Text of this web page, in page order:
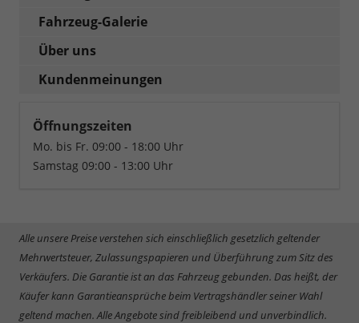
Fahrzeug-Galerie
Über uns
Kundenmeinungen
Öffnungszeiten
Mo. bis Fr. 09:00 - 18:00 Uhr
Samstag 09:00 - 13:00 Uhr
Alle unsere Preise verstehen sich einschließlich gesetzlich geltender
Mehrwertsteuer, Zulassungspapieren und Überführung zum Sitz des
Verkäufers. Die Garantie ist an das Fahrzeug gebunden. Das heißt, der
Käufer kann Garantieansprüche beim Vertragshändler seiner Wahl
geltend machen. Alle Angebote sind freibleibend und unverbindlich.